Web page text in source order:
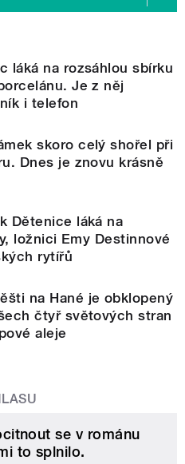
láká na rozsáhlou sbírku
Je z něj
i telefon
skoro celý shořel při
Dnes je znovu krásně
Dětenice láká na
ložnici Emy Destinnové
rytířů
na Hané je obklopený
čtyř světových stran
aleje
se v románu
to splnilo.